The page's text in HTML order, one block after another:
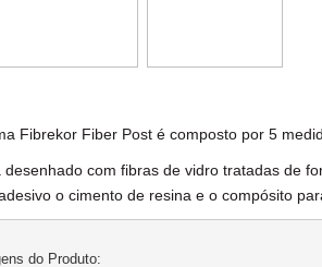
Fibrekor Fiber Post é composto por 5
desenhado com fibras de vidro tratadas de
o cimento de resina e o compósito
do Produto: